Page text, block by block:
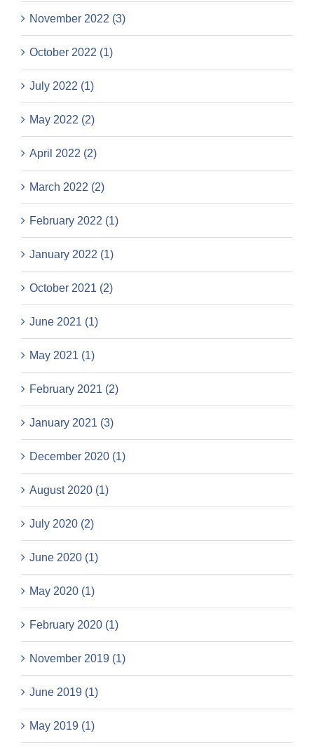
November 2022 (3)
October 2022 (1)
July 2022 (1)
May 2022 (2)
April 2022 (2)
March 2022 (2)
February 2022 (1)
January 2022 (1)
October 2021 (2)
June 2021 (1)
May 2021 (1)
February 2021 (2)
January 2021 (3)
December 2020 (1)
August 2020 (1)
July 2020 (2)
June 2020 (1)
May 2020 (1)
February 2020 (1)
November 2019 (1)
June 2019 (1)
May 2019 (1)